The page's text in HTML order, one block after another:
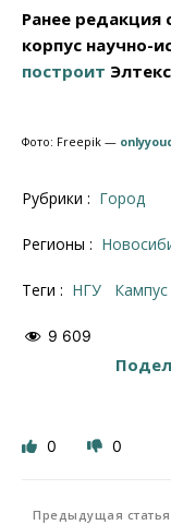
Ранее
корпус научно-
построит
Фото: Freepik —
Рубрики : Город
Регионы :
Теги : НГУ
9 609
0 0
Предыдущая статья